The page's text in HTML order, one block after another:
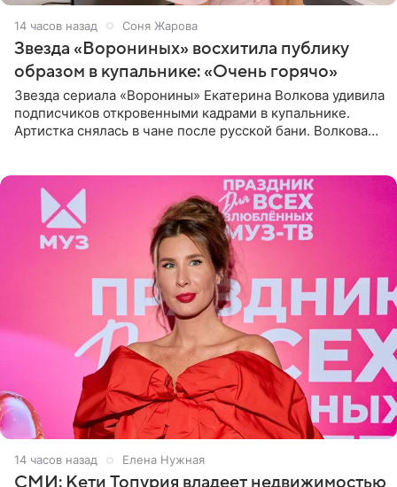
14 часов назад Соня Жарова
Звезда «Ворониных» восхитила публику
образом в купальнике: «Очень горячо»
Звезда сериала «Воронины» Екатерина Волкова удивила
подписчиков откровенными кадрами в купальнике.
Артистка снялась в чане после русской бани. Волкова
14 часов назад Елена Нужная
СМИ: Кети Топурия владеет недвижимостью